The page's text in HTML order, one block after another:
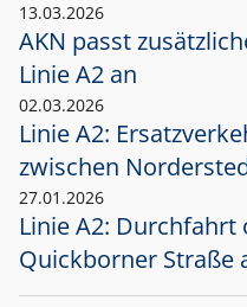
13.03.2026
AKN passt
Linie A2 an
02.03.2026
Linie A2:
zwischen
27.01.2026
Linie A2:
Quickborner Straße